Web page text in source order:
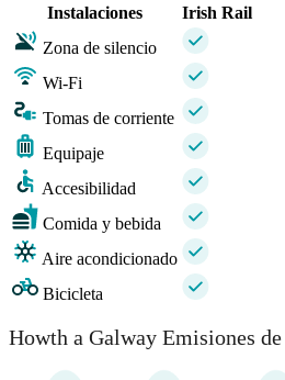
Instalaciones
Irish Rail
Zona de silencio
Wi-Fi
Tomas de corriente
Equipaje
Accesibilidad
Comida y bebida
Aire acondicionado
Bicicleta
Howth a Galway Emisiones